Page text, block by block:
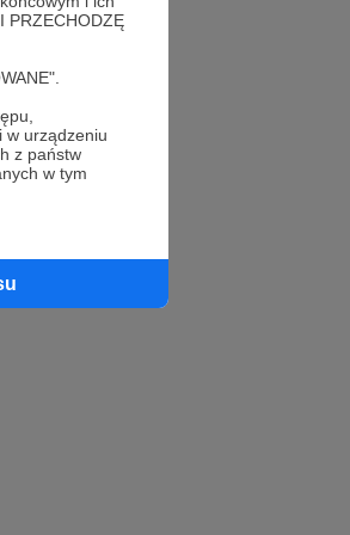
PRZECHODZĘ
w urządzeniu
z państw
w tym